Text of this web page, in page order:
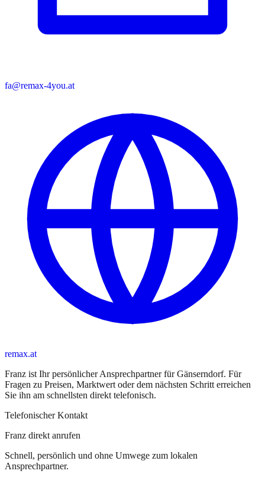
fa@remax-4you.at
remax.at
Franz ist Ihr persönlicher Ansprechpartnerfür Gänserndorf. Für
Fragen zu Preisen, Marktwert oder dem nächsten Schritt erreichen
Sie ihn am schnellsten direkt telefonisch.
Telefonischer Kontakt
Franz direkt anrufen
Schnell, persönlich und ohne Umwege zum lokalen
Ansprechpartner.